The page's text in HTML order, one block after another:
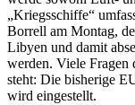
„Kriegsschiffe“
Borrell am Montag,
Libyen und damit
werden. Viele Fragen
steht: Die bisherige
wird eingestellt.